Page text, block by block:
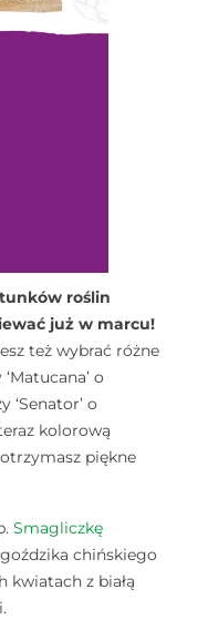
roślin
już w marcu!
też wybrać różne
o
‘Senator’ o
kolorową
otrzymasz piękne
Smagliczkę
goździka chińskiego
kwiatach z białą